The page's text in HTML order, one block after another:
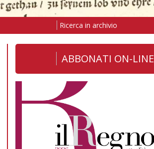
Ricerca in archivio
ABBONATI ON-LINE